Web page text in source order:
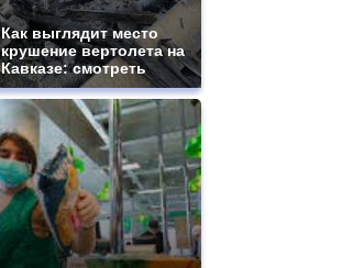
Как выглядит место
крушение вертолета на
Кавказе: смотреть